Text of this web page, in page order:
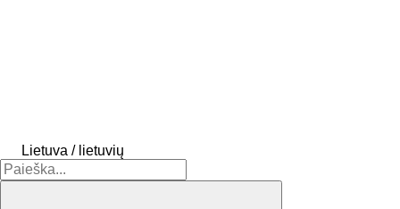
Lietuva / lietuvių